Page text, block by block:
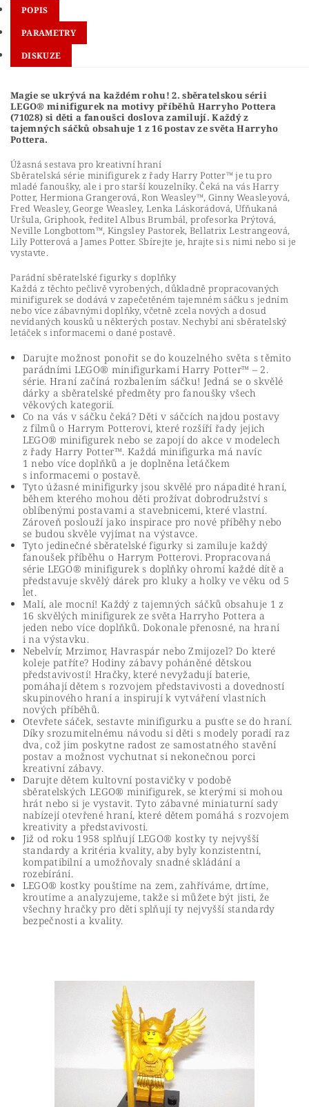
POPIS
PARAMETRY
DISKUZE
Magie se ukrývá na každém rohu! 2. sběratelskou sérii
LEGO® minifigurek na motivy příběhů Harryho Pottera
(71028) si děti a fanoušci doslova zamilují. Každý z
tajemných sáčků obsahuje 1 z 16 postav ze světa Harryho
Pottera.
Úžasná sestava pro kreativní hraní
Sběratelská série minifigurek z řady Harry Potter™ je tu pro
mladé fanoušky, ale i pro starší kouzelníky. Čeká na vás Harry
Potter, Hermiona Grangerová, Ron Weasley™, Ginny Weasleyová,
Fred Weasley, George Weasley, Lenka Láskorádová, Ufňukaná
Uršula, Griphook, ředitel Albus Brumbál, profesorka Prýtová,
Neville Longbottom™, Kingsley Pastorek, Bellatrix Lestrangeová,
Lily Potterová a James Potter. Sbírejte je, hrajte si s nimi nebo si je
vystavte.
Parádní sběratelské figurky s doplňky
Každá z těchto pečlivě vyrobených, důkladně propracovaných
minifigurek se dodává v zapečetěném tajemném sáčku s jedním
nebo více zábavnými doplňky, včetně zcela nových a dosud
nevídaných kousků u některých postav. Nechybí ani sběratelský
letáček s informacemi o dané postavě.
Darujte možnost ponořit se do kouzelného světa s těmito
parádními LEGO® minifigurkami Harry Potter™ – 2.
série. Hraní začíná rozbalením sáčku! Jedná se o skvělé
dárky a sběratelské předměty pro fanoušky všech
věkových kategorií.
Co na vás v sáčku čeká? Děti v sáčcích najdou postavy
z filmů o Harrym Potterovi, které rozšíří řady jejich
LEGO® minifigurek nebo se zapojí do akce v modelech
z řady Harry Potter™. Každá minifigurka má navíc
1 nebo více doplňků a je doplněna letáčkem
s informacemi o postavě.
Tyto úžasné minifigurky jsou skvělé pro nápadité hraní,
během kterého mohou děti prožívat dobrodružství s
oblíbenými postavami a stavebnicemi, které vlastní.
Zároveň poslouží jako inspirace pro nové příběhy nebo
se budou skvěle vyjímat na výstavce.
Tyto jedinečné sběratelské figurky si zamiluje každý
fanoušek příběhu o Harrym Potterovi. Propracovaná
série LEGO® minifigurek s doplňky ohromí každé dítě a
představuje skvělý dárek pro kluky a holky ve věku od 5
let.
Malí, ale mocní! Každý z tajemných sáčků obsahuje 1 z
16 skvělých minifigurek ze světa Harryho Pottera a
jeden nebo více doplňků. Dokonale přenosné, na hraní
i na výstavku.
Nebelvír, Mrzimor, Havraspár nebo Zmijozel? Do které
koleje patříte? Hodiny zábavy poháněné dětskou
představivostí! Hračky, které nevyžadují baterie,
pomáhají dětem s rozvojem představivosti a dovedností
skupinového hraní a inspirují k vytváření vlastních
nových příběhů.
Otevřete sáček, sestavte minifigurku a pusťte se do hraní.
Díky srozumitelnému návodu si děti s modely poradí raz
dva, což jim poskytne radost ze samostatného stavění
postav a možnost vychutnat si nekonečnou porci
kreativní zábavy.
Darujte dětem kultovní postavičky v podobě
sběratelských LEGO® minifigurek, se kterými si mohou
hrát nebo si je vystavit. Tyto zábavné miniaturní sady
nabízejí otevřené hraní, které dětem pomáhá s rozvojem
kreativity a představivosti.
Již od roku 1958 splňují LEGO® kostky ty nejvyšší
standardy a kritéria kvality, aby byly konzistentní,
kompatibilní a umožňovaly snadné skládání a
rozebírání.
LEGO® kostky pouštíme na zem, zahříváme, drtíme,
kroutíme a analyzujeme, takže si můžete být jisti, že
všechny hračky pro děti splňují ty nejvyšší standardy
bezpečnosti a kvality.